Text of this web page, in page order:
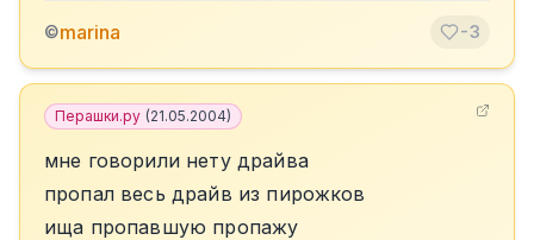
©marina -3
Перашки.ру (21.05.2004)
мне говорили нету драйва
пропал весь драйв из пирожков
ища пропавшую пропажу